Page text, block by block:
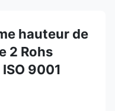
hauteur de
2 Rohs
9001